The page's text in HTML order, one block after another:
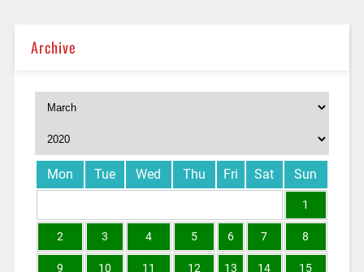
Archive
Mon Tue Wed Thu Fri Sat Sun
1
2 3 4 5 6 7 8
9 10 11 12 13 14 15